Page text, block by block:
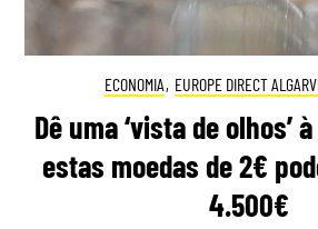
ECONOMIA, EUROPE DIRECT
Dê uma ‘vista de olhos’
estas moedas de 2€
4.500€